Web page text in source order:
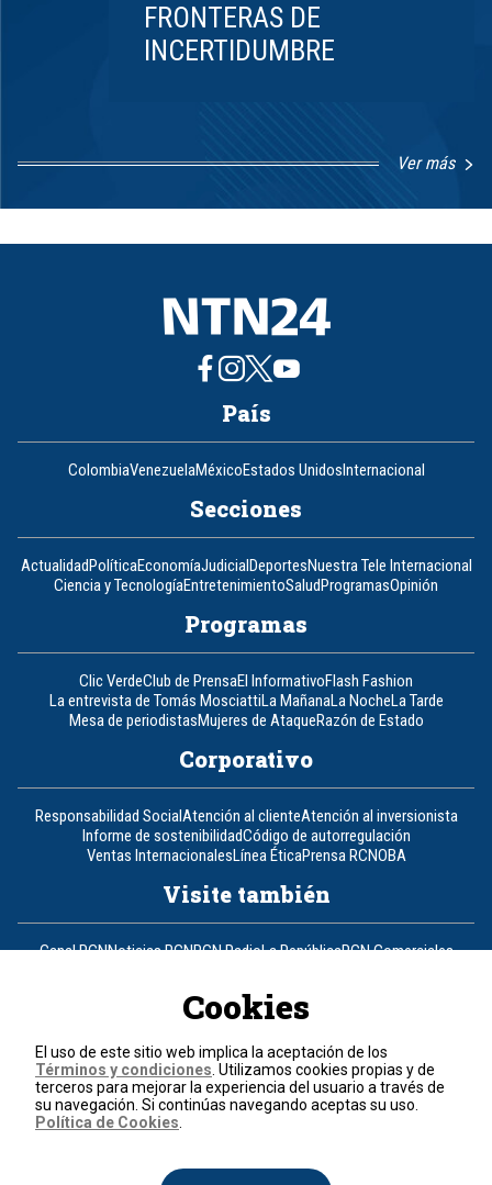
FRONTERAS DE
INCERTIDUMBRE
Ver más
1
8
País
ColombiaVenezuelaMéxicoEstados UnidosInternacional
Secciones
ActualidadPolíticaEconomíaJudicialDeportesNuestra Tele Internacional
Ciencia y TecnologíaEntretenimientoSaludProgramasOpinión
Programas
Clic VerdeClub de PrensaEl InformativoFlash Fashion
La entrevista de Tomás MosciattiLa MañanaLa NocheLa Tarde
Mesa de periodistasMujeres de AtaqueRazón de Estado
Corporativo
Responsabilidad SocialAtención al clienteAtención al inversionista
Informe de sostenibilidadCódigo de autorregulación
Ventas InternacionalesLínea ÉticaPrensa RCNOBA
Visite también
Canal RCNNoticias RCNRCN RadioLa RepúblicaRCN Comerciales
Un producto de RCN Televisión
Teléfono+57 (601) 426 92 92
Términos y condiciones
Cookies
El uso de este sitio web implica la aceptación de los
Términos y condiciones . Utilizamos cookies propias y de
terceros para mejorar la experiencia del usuario a través de
su navegación. Si continúas navegando aceptas su uso.
Política de Cookies